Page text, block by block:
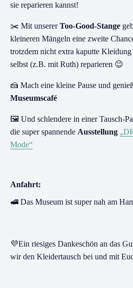
sie reparieren kannst!
✂️ Mit unsererToo-Good-Stange
kleineren Mängeln eine zweite
trotzdem nicht extra kaputte
selbst (z.B. mit Ruth) reparieren 😉
🍰 Mach eine kleine Pause und
Museumscafé
🖼️ Und schlendere in einer Tausch-
die super spannende Ausstellung
Mode“
Anfahrt:
🚅 Das Museum ist super nah am
💜Ein riesiges Dankeschön an das
wir den Kleidertausch bei und mit